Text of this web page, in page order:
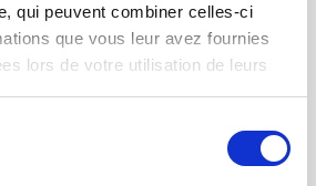
qui peuvent combiner celles-ci
que vous leur avez fournies
lors de votre utilisation de leurs
profondeurs de
tourbillons